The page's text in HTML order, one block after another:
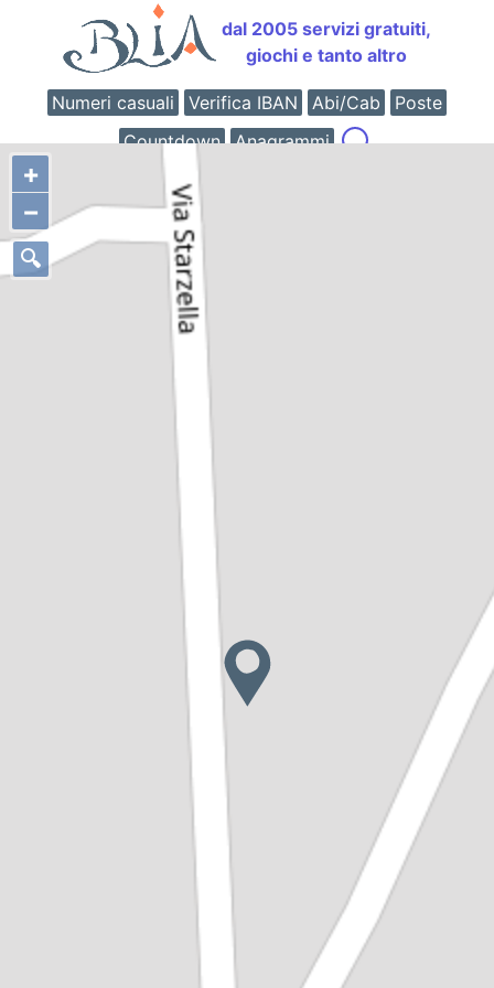
dal 2005 servizi gratuiti,
giochi e tanto altro
Numeri casuali Verifica IBAN Abi/Cab
Poste
Countdown
Anagrammi
+
−